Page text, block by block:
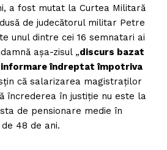
a fost mutat la Curtea Militară
de judecătorul militar Petre
unul dintre cei 16 semnatari ai
așa-zisul „discurs bazat
îndreptat împotriva
că salarizarea magistraților
încrederea în justiție nu este la
de pensionare medie în
48 de ani.